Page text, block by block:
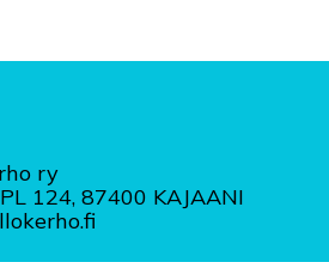
ry
124, 87400 KAJAANI